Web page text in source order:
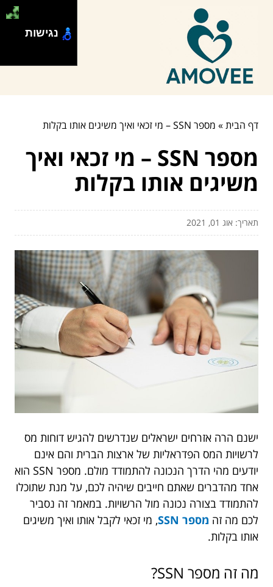
דף הבית» מספר SSN – מי זכאי ואיך משיגים אותו בקלות
מספר SSN – מי זכאי ואיך
משיגים אותו בקלות
תאריך: אוג 01, 2021
ישנם הרה אזרחים ישראלים שנדרשים להגיש דוחות מס
לרשויות המס הפדראליות של ארצות הברית והם אינם
יודעים מהי הדרך הנכונה להתמודד מולם. מספר SSN הוא
אחד מהדברים שאתם חייבים שיהיה לכם, על מנת שתוכלו
להתמודד בצורה נכונה מול הרשויות. במאמר זה נסביר
לכם מה זה מספר SSN
, מי זכאי לקבל אותו ואיך משיגים
אותו בקלות.
מה זה מספר SSN?
נגישות